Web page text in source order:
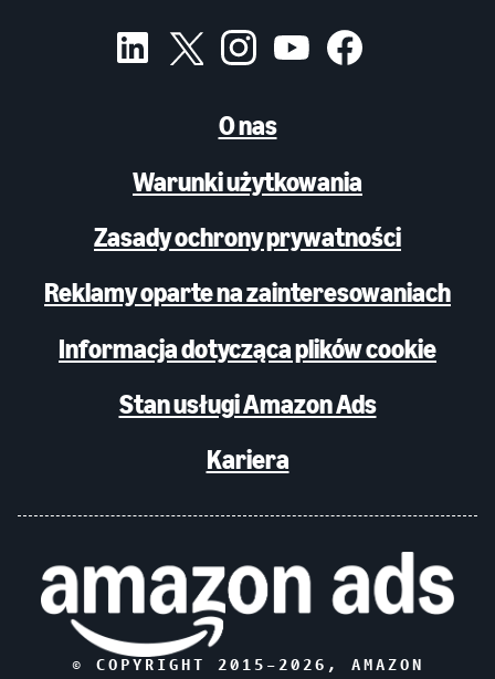
O nas
Warunki użytkowania
Zasady ochrony prywatności
Reklamy oparte na zainteresowaniach
Informacja dotycząca plików cookie
Stan usługi Amazon Ads
Kariera
© COPYRIGHT 2015– 2026 , AMAZON